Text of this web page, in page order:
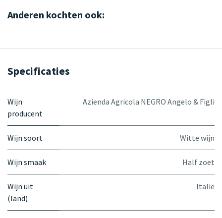
Anderen kochten ook:
Specificaties
Wijn
producent
Azienda Agricola NEGRO Angelo & Figli
Wijn soort Witte wijn
Wijn smaak Half zoet
Wijn uit
(land)
Italië